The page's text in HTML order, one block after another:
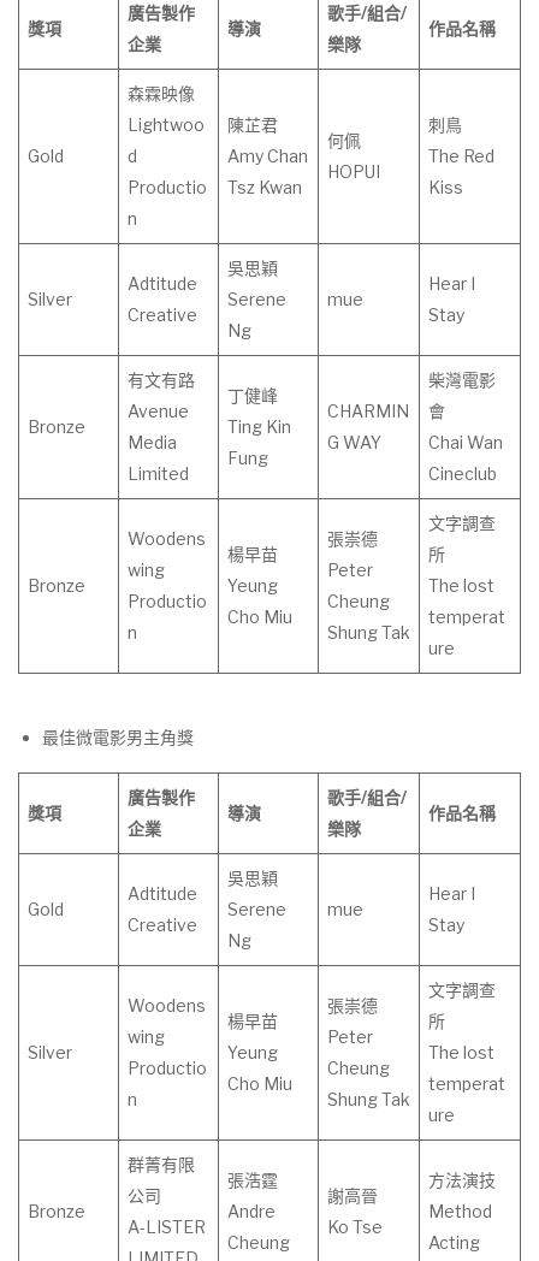
獎項
廣告製作
企業
導演
歌手/組合/
樂隊
作品名稱
Gold
森霖映像
Lightwoo
d
Productio
n
陳芷君
Amy Chan
Tsz Kwan
何佩
HOPUI
刺⿃
The Red
Kiss
Silver
Adtitude
Creative
吳思穎
Serene
Ng
mue
Hear I
Stay
Bronze
有文有路
Avenue
Media
Limited
丁健峰
Ting Kin
Fung
CHARMIN
G WAY
柴灣電影
會
Chai Wan
Cineclub
Bronze
Woodens
wing
Productio
n
楊早苗
Yeung
Cho Miu
張崇德
Peter
Cheung
Shung Tak
文字調查
所
The lost
temperat
ure
最佳微電影男主角獎
獎項
廣告製作
企業
導演
歌手/組合/
樂隊
作品名稱
Gold
Adtitude
Creative
吳思穎
Serene
Ng
mue
Hear I
Stay
Silver
Woodens
wing
Productio
n
楊早苗
Yeung
Cho Miu
張崇德
Peter
Cheung
Shung Tak
文字調查
所
The lost
temperat
ure
Bronze
群菁有限
公司
A-LISTER
張浩霆
Andre
Cheung
謝高晉
Ko Tse
方法演技
Method
Acting